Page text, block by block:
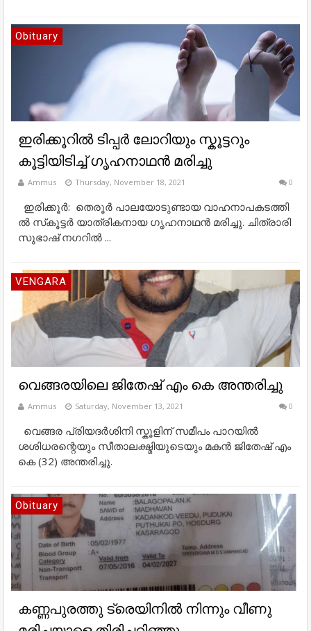
Obituary
ഇരിക്കൂറിൽ ടിപ്പർ ലോറിയും സ്കൂട്ടറും
കൂട്ടിയിടിച്ച് ഗൃഹനാഥൻ മരിച്ചു
Ammus Thursday, November 18, 2021 0
ഇ​രി​ക്കൂ​ർ: തെ​രൂ​ർ പാ​ല​യോ​ടു​ണ്ടാ​യ വാ​ഹ​നാ​പ​ക​ട​ത്തി​
ൽ സ്​​കൂ​ട്ട​ർ യാ​ത്രി​ക​നാ​യ ഗൃഹനാഥൻ​ മ​രി​ച്ചു. ചി​ത്രാ​രി
സു​ഭാ​ഷ് ന​ഗ​റി​ൽ ...
VENGARA
വെങ്ങരയിലെ ജിതേഷ് എം കെ അന്തരിച്ചു
Ammus Saturday, November 13, 2021 0
വെങ്ങര പ്രിയദർശിനി സ്കൂളിന് സമീപം പാറയിൽ
ശശിധരന്റെയും സീതാലക്ഷ്മിയുടെയും മകൻ ജിതേഷ് എം
കെ (32) അന്തരിച്ചു.
Obituary
കണ്ണപുരത്തു ട്രെയിനിൽ നിന്നും വീണു